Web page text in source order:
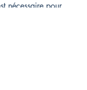
nécessaire pour